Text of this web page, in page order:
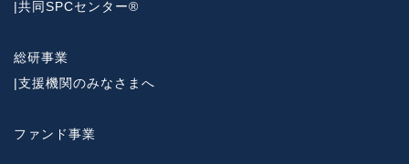
|共同SPCセンター®
総研事業
|支援機関のみなさまへ
ファンド事業